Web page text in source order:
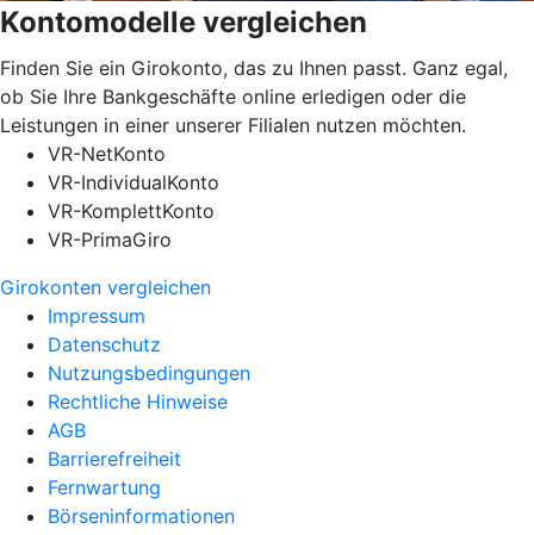
Kontomodelle vergleichen
Finden Sie ein Girokonto, das zu Ihnen passt. Ganz egal,
ob Sie Ihre Bankgeschäfte online erledigen oder die
Leistungen in einer unserer Filialen nutzen möchten.
VR-NetKonto
VR-IndividualKonto
VR-KomplettKonto
VR-PrimaGiro
Girokonten vergleichen
Impressum
Datenschutz
Nutzungsbedingungen
Rechtliche Hinweise
AGB
Barrierefreiheit
Fernwartung
Börseninformationen